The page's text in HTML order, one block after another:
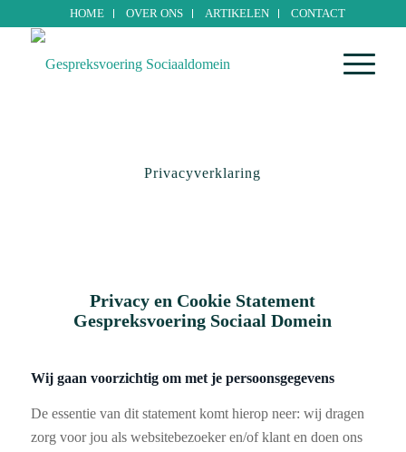
HOME OVER ONS ARTIKELEN CONTACT
Privacyverklaring
Privacy en Cookie Statement
Gespreksvoering Sociaal Domein
Wij gaan voorzichtig om met je persoonsgegevens
De essentie van dit statement komt hierop neer: wij dragen
zorg voor jou als websitebezoeker en/of klant en doen ons